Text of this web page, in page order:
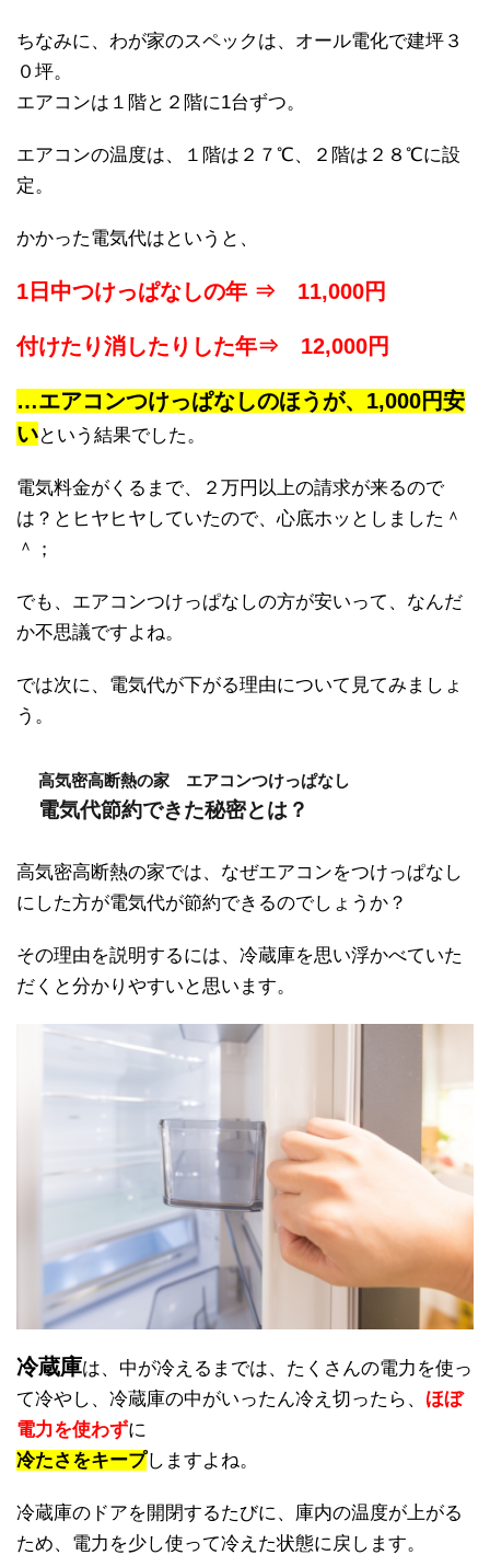
ちなみに、わが家のスペックは、オール電化で建坪３
０坪。
エアコンは１階と２階に1台ずつ。
エアコンの温度は、１階は２７℃、２階は２８℃に設
定。
かかった電気代はというと、
1日中つけっぱなしの年 ⇒ 11,000円
付けたり消したりした年⇒ 12,000円
…エアコンつけっぱなしのほうが、1,000円安
いという結果でした。
電気料金がくるまで、２万円以上の請求が来るので
は？とヒヤヒヤしていたので、心底ホッとしました＾
＾；
でも、エアコンつけっぱなしの方が安いって、なんだ
か不思議ですよね。
では次に、電気代が下がる理由について見てみましょ
う。
高気密高断熱の家 エアコンつけっぱなし
電気代節約できた秘密とは？
高気密高断熱の家では、なぜエアコンをつけっぱなし
にした方が電気代が節約できるのでしょうか？
その理由を説明するには、冷蔵庫を思い浮かべていた
だくと分かりやすいと思います。
冷蔵庫は、中が冷えるまでは、たくさんの電力を使っ
て冷やし、冷蔵庫の中がいったん冷え切ったら、 ほぼ
電力を使わずに
冷たさをキープしますよね。
冷蔵庫のドアを開閉するたびに、庫内の温度が上がる
ため、電力を少し使って冷えた状態に戻します。